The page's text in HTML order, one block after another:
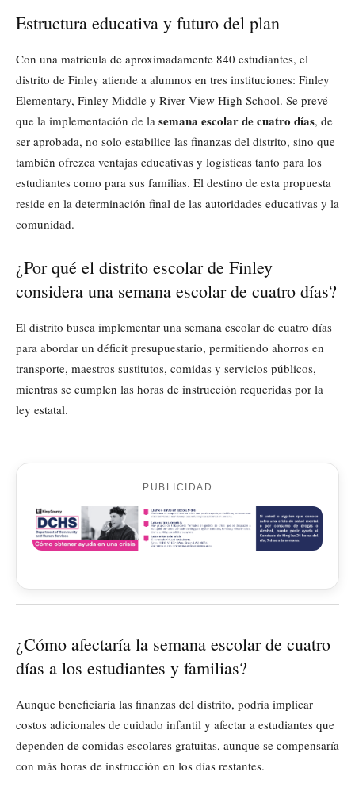
Estructura educativa y futuro del plan
Con una matrícula de aproximadamente 840 estudiantes, el
distrito de Finley atiende a alumnos en tres instituciones: Finley
Elementary, Finley Middle y River View High School. Se prevé
que la implementación de la semana escolar de cuatro días, de
ser aprobada, no solo estabilice las finanzas del distrito, sino que
también ofrezca ventajas educativas y logísticas tanto para los
estudiantes como para sus familias. El destino de esta propuesta
reside en la determinación final de las autoridades educativas y la
comunidad.
¿Por qué el distrito escolar de Finley
considera una semana escolar de cuatro días?
El distrito busca implementar una semana escolar de cuatro días
para abordar un déficit presupuestario, permitiendo ahorros en
transporte, maestros sustitutos, comidas y servicios públicos,
mientras se cumplen las horas de instrucción requeridas por la
ley estatal.
PUBLICIDAD
¿Cómo afectaría la semana escolar de cuatro
días a los estudiantes y familias?
Aunque beneficiaría las finanzas del distrito, podría implicar
costos adicionales de cuidado infantil y afectar a estudiantes que
dependen de comidas escolares gratuitas, aunque se compensaría
con más horas de instrucción en los días restantes.